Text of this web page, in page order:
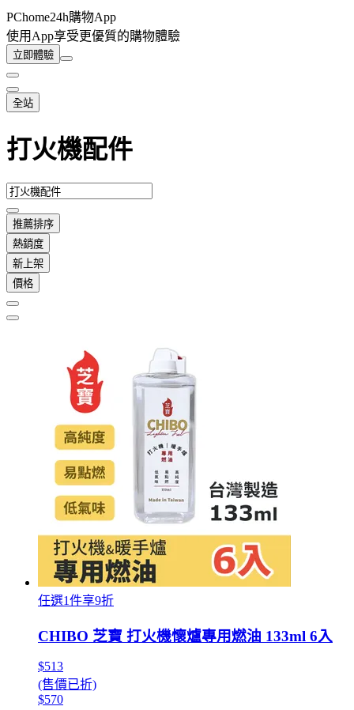
PChome24h購物App
使用App享受更優質的購物體驗
立即體驗
全站
打火機配件
推薦排序
熱銷度
新上架
價格
任選1件享9折
CHIBO 芝寶 打火機懷爐專用燃油 133ml 6入
$513
(售價已折)
$570